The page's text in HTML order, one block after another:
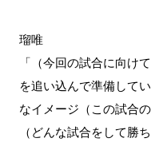
瑠唯
「（今回の試合に向け
を追い込んで準備して
なイメージ（この試合
（どんな試合をして勝